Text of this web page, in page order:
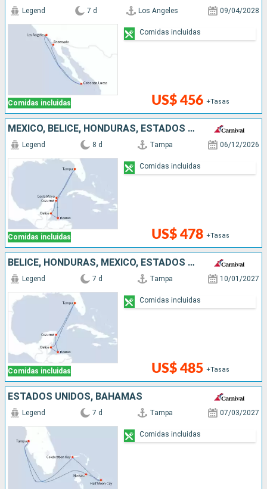
Comidas incluidas
Legend 7 d Los Angeles 09/04/2028
US$ 456 +Tasas
Comidas incluidas
MÉXICO, BELICE, HONDURAS, ESTADOS UNIDOS
Comidas incluidas
Legend 8 d Tampa 06/12/2026
US$ 478 +Tasas
Comidas incluidas
BELICE, HONDURAS, MÉXICO, ESTADOS UNIDOS
Comidas incluidas
Legend 7 d Tampa 10/01/2027
US$ 485 +Tasas
Comidas incluidas
ESTADOS UNIDOS, BAHAMAS
Legend 7 d Tampa 07/03/2027
Comidas incluidas